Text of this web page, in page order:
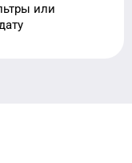
или